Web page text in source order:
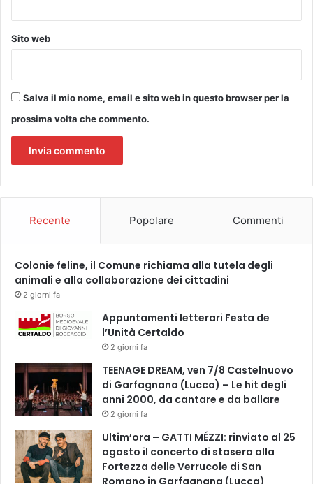
u
i
c
a
p
Sito web
Salva il mio nome, email e sito web in questo browser per la
prossima volta che commento.
Recente Popolare Commenti
Colonie feline, il Comune richiama alla tutela degli
animali e alla collaborazione dei cittadini
2 giorni fa
Appuntamenti letterari Festa de
l’Unità Certaldo
2 giorni fa
TEENAGE DREAM, ven 7/8 Castelnuovo
di Garfagnana (Lucca) – Le hit degli
anni 2000, da cantare e da ballare
2 giorni fa
Ultim’ora – GATTI MÉZZI: rinviato al 25
agosto il concerto di stasera alla
Fortezza delle Verrucole di San
Romano in Garfagnana (Lucca)